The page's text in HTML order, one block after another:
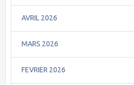
AVRIL 2026
MARS 2026
FEVRIER 2026